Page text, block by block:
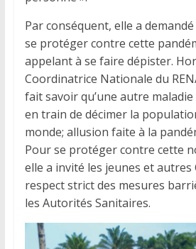
Par conséquent, elle a
se protéger contre cette
appelant à se faire dépister.
Coordinatrice Nationale du
fait savoir qu’une autre
en train de décimer la
monde; allusion faite à la
Pour se protéger contre cette
elle a invité les jeunes et autres
respect strict des mesures
les Autorités Sanitaires.